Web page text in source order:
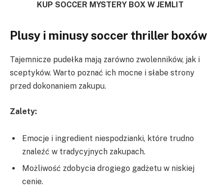
KUP SOCCER MYSTERY BOX W JEMLIT
Plusy i minusy soccer thriller boxów
Tajemnicze pudełka mają zarówno zwolenników, jak i
sceptyków. Warto poznać ich mocne i słabe strony
przed dokonaniem zakupu.
Zalety:
Emocje i ingredient niespodzianki, które trudno
znaleźć w tradycyjnych zakupach.
Możliwość zdobycia drogiego gadżetu w niskiej
cenie.